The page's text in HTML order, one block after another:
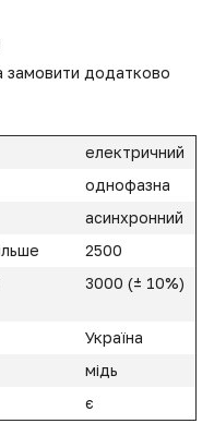
замовити додатково
електричний
однофазна
асинхронний
2500
3000 (± 10%)
Україна
мідь
є